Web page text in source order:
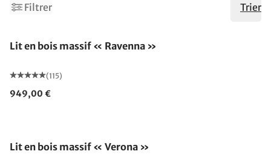
Filtrer Trier
Lit en bois massif « Ravenna »
(115)
949,00 €
Lit en bois massif « Verona »